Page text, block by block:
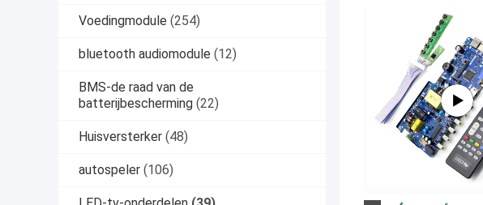
Voedingmodule (254)
bluetooth audiomodule (12)
BMS-de raad van de
batterijbescherming (22)
Huisversterker (48)
autospeler (106)